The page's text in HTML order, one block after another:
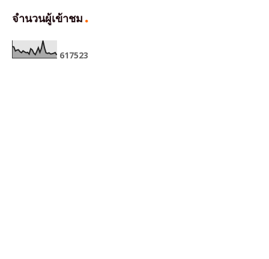
จำนวนผู้เข้าชม
617523